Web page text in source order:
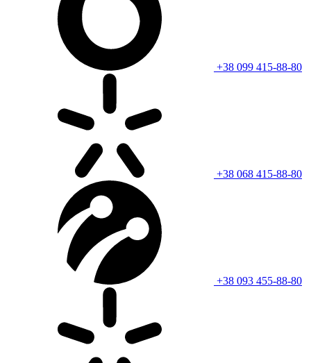
+38 099 415-88-80
+38 068 415-88-80
+38 093 455-88-80